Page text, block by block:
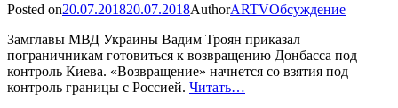
Posted on20.07.201820.07.2018AuthorARTVОбсуждение
Замглавы МВД Украины Вадим Троян приказал
пограничникам готовиться к возвращению Донбасса под
контроль Киева. «Возвращение» начнется со взятия под
контроль границы с Россией. Читать…